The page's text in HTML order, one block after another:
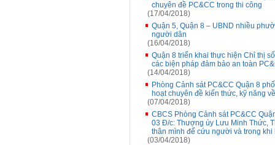
chuyên đề PC&CC trong thi công
(17/04/2018)
Quận 5, Quận 8 – UBND nhiều
người dân
(16/04/2018)
Quận 8 triển khai thực hiện Chỉ thị
các biện pháp đảm bảo an toàn
(14/04/2018)
Phòng Cảnh sát PC&CC Quận 8
hoạt chuyên đề kiến thức, kỹ năng
(07/04/2018)
CBCS Phòng Cảnh sát PC&CC
03 Đ/c: Thượng úy Lưu Minh Thức,
thân mình để cứu người và trong khi
(03/04/2018)